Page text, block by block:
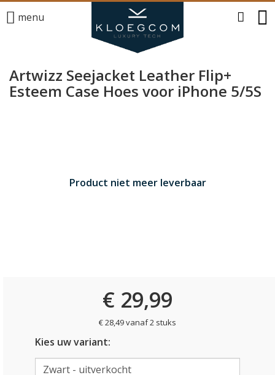
menu
Artwizz Seejacket Leather Flip+
Esteem Case Hoes voor iPhone 5/5S
Product niet meer leverbaar
€ 29,99
€ 28,49 vanaf 2 stuks
Kies uw variant: